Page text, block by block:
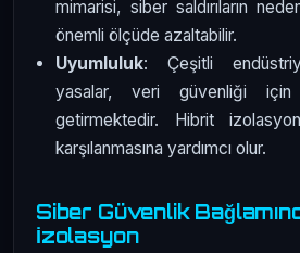
mimarisi, siber saldırıların
önemli ölçüde azaltabilir.
Uyumluluk: Çeşitli
yasalar, veri güvenliği için
getirmektedir. Hibrit
karşılanmasına yardımcı olur.
Siber Güvenlik
İzolasyon